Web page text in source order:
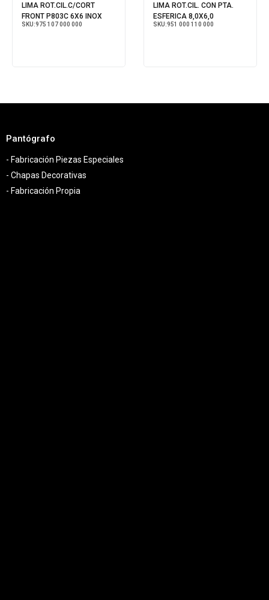
LIMA ROT.CIL.C/CORT
FRONT P803C 6X6 INOX
SKU:975 107 000 000
LIMA ROT.CIL. CON PTA.
ESFERICA 8,0X6,0
SKU:951 000 110 000
Pantógrafo
- Fabricación Piezas Especiales
- Chapas Decorativas
- Fabricación Propia